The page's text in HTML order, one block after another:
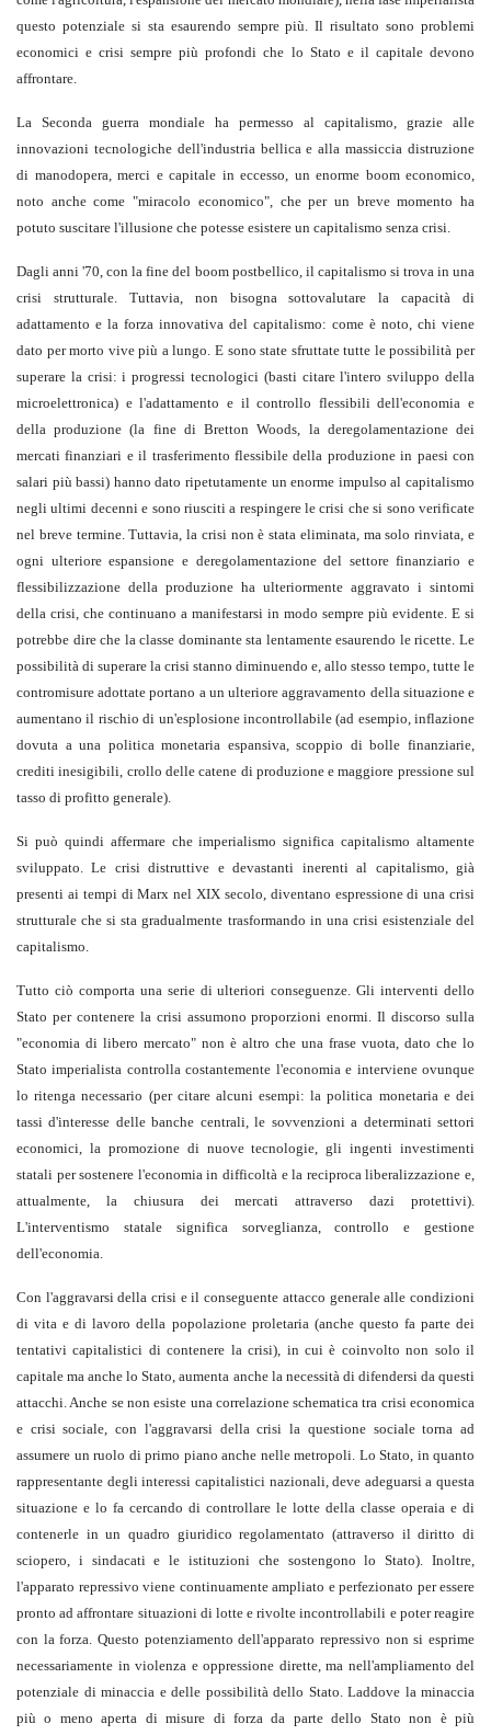
questo potenziale si sta esaurendo sempre più. Il risultato sono problemi
economici e crisi sempre più profondi che lo Stato e il capitale devono
affrontare.
La Seconda guerra mondiale ha permesso al capitalismo, grazie alle
innovazioni tecnologiche dell'industria bellica e alla massiccia distruzione
di manodopera, merci e capitale in eccesso, un enorme boom economico,
noto anche come "miracolo economico", che per un breve momento ha
potuto suscitare l'illusione che potesse esistere un capitalismo senza crisi.
Dagli anni '70, con la fine del boom postbellico, il capitalismo si trova in una
crisi strutturale. Tuttavia, non bisogna sottovalutare la capacità di
adattamento e la forza innovativa del capitalismo: come è noto, chi viene
dato per morto vive più a lungo. E sono state sfruttate tutte le possibilità per
superare la crisi: i progressi tecnologici (basti citare l'intero sviluppo della
microelettronica) e l'adattamento e il controllo flessibili dell'economia e
della produzione (la fine di Bretton Woods, la deregolamentazione dei
mercati finanziari e il trasferimento flessibile della produzione in paesi con
salari più bassi) hanno dato ripetutamente un enorme impulso al capitalismo
negli ultimi decenni e sono riusciti a respingere le crisi che si sono verificate
nel breve termine. Tuttavia, la crisi non è stata eliminata, ma solo rinviata, e
ogni ulteriore espansione e deregolamentazione del settore finanziario e
flessibilizzazione della produzione ha ulteriormente aggravato i sintomi
della crisi, che continuano a manifestarsi in modo sempre più evidente. E si
potrebbe dire che la classe dominante sta lentamente esaurendo le ricette. Le
possibilità di superare la crisi stanno diminuendo e, allo stesso tempo, tutte le
contromisure adottate portano a un ulteriore aggravamento della situazione e
aumentano il rischio di un'esplosione incontrollabile (ad esempio, inflazione
dovuta a una politica monetaria espansiva, scoppio di bolle finanziarie,
crediti inesigibili, crollo delle catene di produzione e maggiore pressione sul
tasso di profitto generale).
Si può quindi affermare che imperialismo significa capitalismo altamente
sviluppato. Le crisi distruttive e devastanti inerenti al capitalismo, già
presenti ai tempi di Marx nel XIX secolo, diventano espressione di una crisi
strutturale che si sta gradualmente trasformando in una crisi esistenziale del
capitalismo.
Tutto ciò comporta una serie di ulteriori conseguenze. Gli interventi dello
Stato per contenere la crisi assumono proporzioni enormi. Il discorso sulla
"economia di libero mercato" non è altro che una frase vuota, dato che lo
Stato imperialista controlla costantemente l'economia e interviene ovunque
lo ritenga necessario (per citare alcuni esempi: la politica monetaria e dei
tassi d'interesse delle banche centrali, le sovvenzioni a determinati settori
economici, la promozione di nuove tecnologie, gli ingenti investimenti
statali per sostenere l'economia in difficoltà e la reciproca liberalizzazione e,
attualmente, la chiusura dei mercati attraverso dazi protettivi).
L'interventismo statale significa sorveglianza, controllo e gestione
dell'economia.
Con l'aggravarsi della crisi e il conseguente attacco generale alle condizioni
di vita e di lavoro della popolazione proletaria (anche questo fa parte dei
tentativi capitalistici di contenere la crisi), in cui è coinvolto non solo il
capitale ma anche lo Stato, aumenta anche la necessità di difendersi da questi
attacchi. Anche se non esiste una correlazione schematica tra crisi economica
e crisi sociale, con l'aggravarsi della crisi la questione sociale torna ad
assumere un ruolo di primo piano anche nelle metropoli. Lo Stato, in quanto
rappresentante degli interessi capitalistici nazionali, deve adeguarsi a questa
situazione e lo fa cercando di controllare le lotte della classe operaia e di
contenerle in un quadro giuridico regolamentato (attraverso il diritto di
sciopero, i sindacati e le istituzioni che sostengono lo Stato). Inoltre,
l'apparato repressivo viene continuamente ampliato e perfezionato per essere
pronto ad affrontare situazioni di lotte e rivolte incontrollabili e poter reagire
con la forza. Questo potenziamento dell'apparato repressivo non si esprime
necessariamente in violenza e oppressione dirette, ma nell'ampliamento del
potenziale di minaccia e delle possibilità dello Stato. Laddove la minaccia
più o meno aperta di misure di forza da parte dello Stato non è più